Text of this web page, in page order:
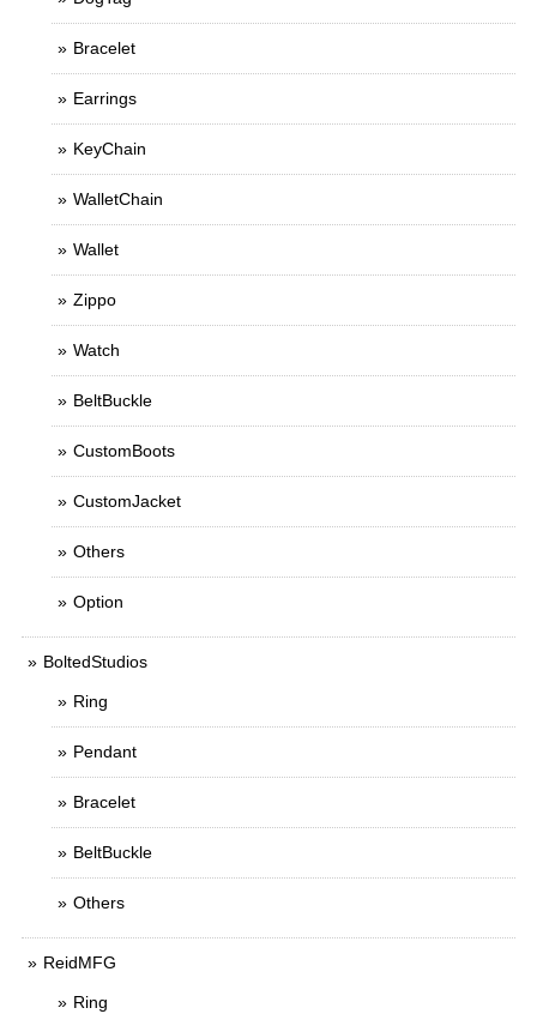
Bracelet
Earrings
KeyChain
WalletChain
Wallet
Zippo
Watch
BeltBuckle
CustomBoots
CustomJacket
Others
Option
BoltedStudios
Ring
Pendant
Bracelet
BeltBuckle
Others
ReidMFG
Ring